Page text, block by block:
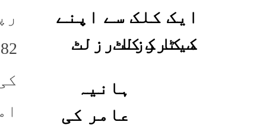
ایک کلک سے اپنے
میٹرک کا رزلٹ
ہانیہ
عامر کی